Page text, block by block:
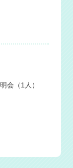
会（1人）